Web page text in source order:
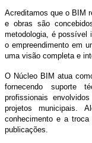
Acreditamos que o BIM
e obras são
metodologia, é possível
o empreendimento em
uma visão completa e
O Núcleo BIM atua
fornecendo suporte
profissionais
projetos municipais.
conhecimento e a
publicações.